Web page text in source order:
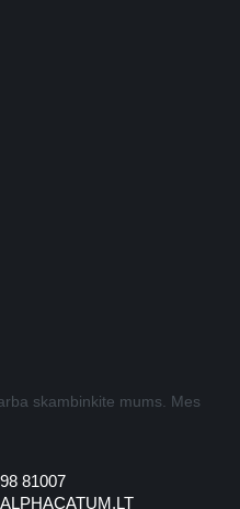
skambinkite mums. Mes
81007